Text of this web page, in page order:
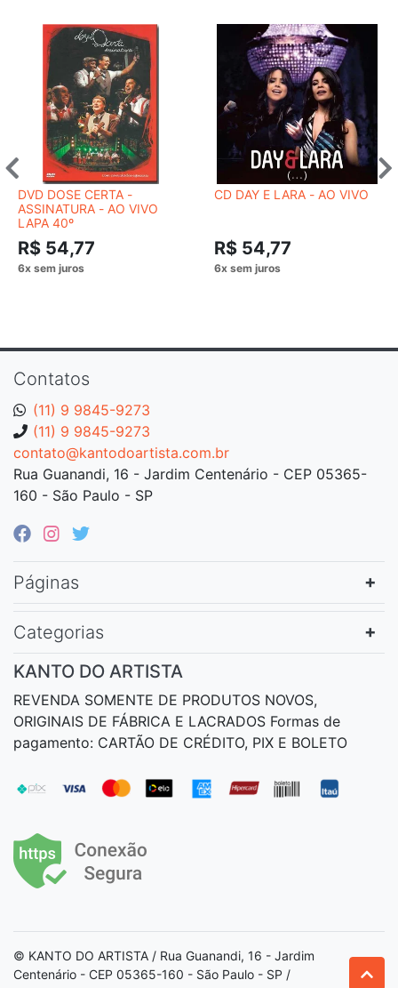
DVD DOSE CERTA -
ASSINATURA - AO VIVO
LAPA 40º
R$ 54,77
CD DAY E LARA - AO VIVO
R$ 54,77
Contatos
(11) 9 9845-9273
(11) 9 9845-9273
contato@kantodoartista.com.br
Rua Guanandi, 16 - Jardim Centenário - CEP 05365-
160 - São Paulo - SP
Páginas
Categorias
KANTO DO ARTISTA
REVENDA SOMENTE DE PRODUTOS NOVOS,
ORIGINAIS DE FÁBRICA E LACRADOS Formas de
pagamento: CARTÃO DE CRÉDITO, PIX E BOLETO
© KANTO DO ARTISTA / Rua Guanandi, 16 - Jardim
Centenário - CEP 05365-160 - São Paulo - SP /